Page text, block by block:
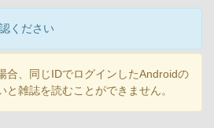
ください
合、同じIDでログインしたAndroidの
と雑誌を読むことができません。